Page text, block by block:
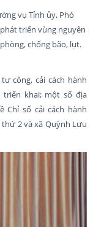
vụ Tỉnh ủy, Phó
triển vùng nguyên
chống bão, lụt.
công, cải cách hành
khai; một số địa
số cải cách hành
2 và xã Quỳnh Lưu